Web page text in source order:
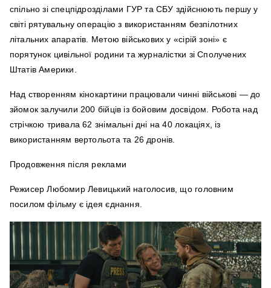
спільно зі спецпідрозділами ГУР та СБУ здійснюють першу у
світі рятувальну операцію з використанням безпілотних
літальних апаратів. Метою військових у «сірій зоні» є
порятунок цивільної родини та журналістки зі Сполучених
Штатів Америки.
Над створенням кінокартини працювали чинні військові — до
зйомок залучили 200 бійців із бойовим досвідом. Робота над
стрічкою тривала 62 знімальні дні на 40 локаціях, із
використанням вертольота та 26 дронів.
Продовження після реклами
Режисер Любомир Левицький наголосив, що головним
посилом фільму є ідея єднання.